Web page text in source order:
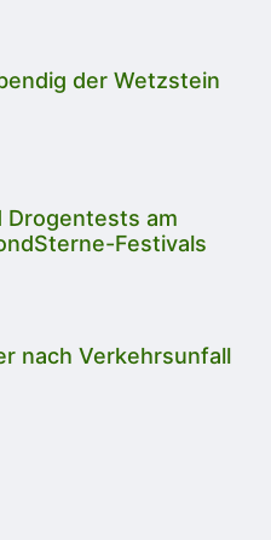
der Wetzstein
Drogentests am
Festivals
nach Verkehrsunfall